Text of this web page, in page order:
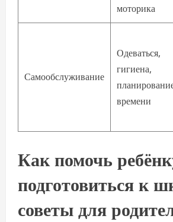
моторика
Самообслуживание
Одеваться,
гигиена,
времени
Как помочь
подготовиться к
советы для